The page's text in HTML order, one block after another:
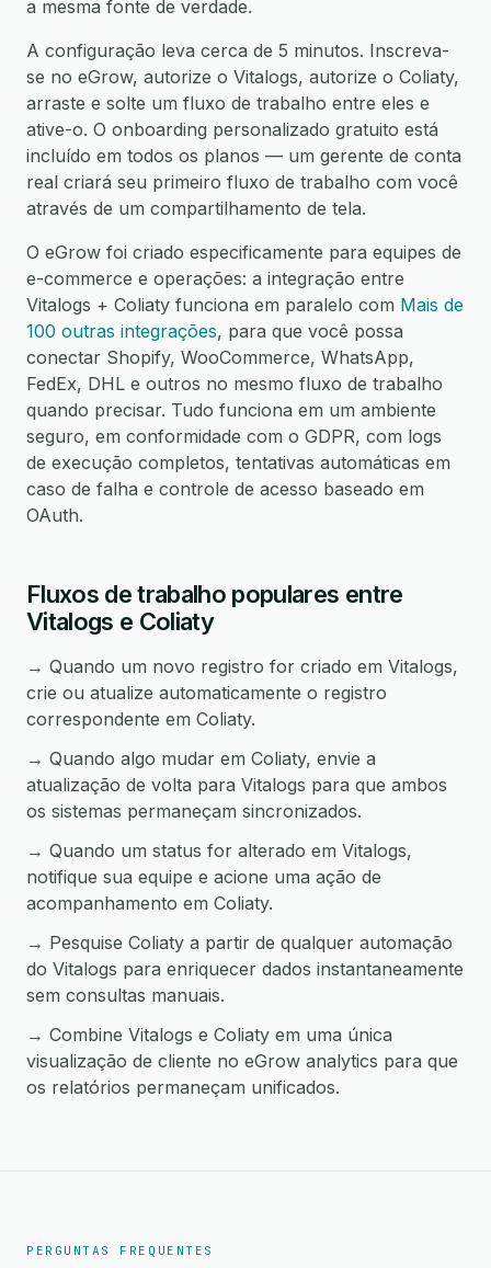
a mesma fonte de verdade.
A configuração leva cerca de 5 minutos. Inscreva-
se no eGrow, autorize o Vitalogs, autorize o Coliaty,
arraste e solte um fluxo de trabalho entre eles e
ative-o. O onboarding personalizado gratuito está
incluído em todos os planos — um gerente de conta
real criará seu primeiro fluxo de trabalho com você
através de um compartilhamento de tela.
O eGrow foi criado especificamente para equipes de
e-commerce e operações: a integração entre
Vitalogs + Coliaty funciona em paralelo com Mais de
100 outras integrações, para que você possa
conectar Shopify, WooCommerce, WhatsApp,
FedEx, DHL e outros no mesmo fluxo de trabalho
quando precisar. Tudo funciona em um ambiente
seguro, em conformidade com o GDPR, com logs
de execução completos, tentativas automáticas em
caso de falha e controle de acesso baseado em
OAuth.
Fluxos de trabalho populares entre
Vitalogs e Coliaty
→ Quando um novo registro for criado em Vitalogs,
crie ou atualize automaticamente o registro
correspondente em Coliaty.
→ Quando algo mudar em Coliaty, envie a
atualização de volta para Vitalogs para que ambos
os sistemas permaneçam sincronizados.
→ Quando um status for alterado em Vitalogs,
notifique sua equipe e acione uma ação de
acompanhamento em Coliaty.
→ Pesquise Coliaty a partir de qualquer automação
do Vitalogs para enriquecer dados instantaneamente
sem consultas manuais.
→ Combine Vitalogs e Coliaty em uma única
visualização de cliente no eGrow analytics para que
os relatórios permaneçam unificados.
PERGUNTAS FREQUENTES